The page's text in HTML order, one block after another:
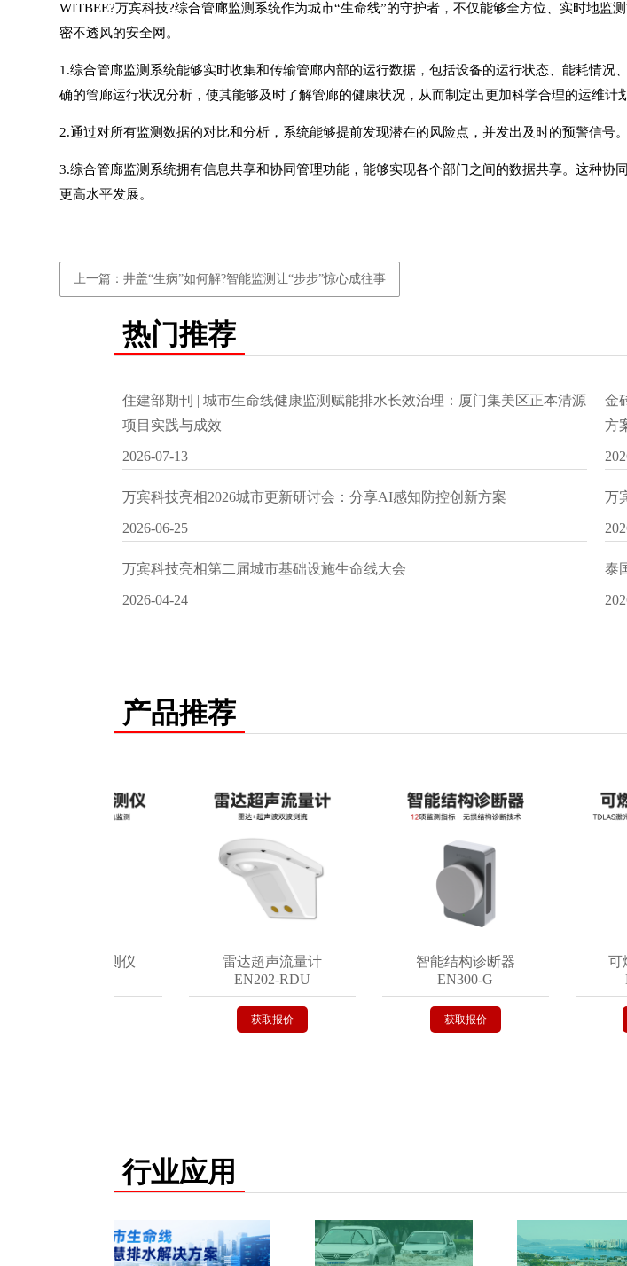
WITBEE?万宾科技?综合管廊监测系统作为城市“生命线”的守护者，不仅能够全方位、实时地监
密不透风的安全网。
1.综合管廊监测系统能够实时收集和传输管廊内部的运行数据，包括设备的运行状态、能耗情
确的管廊运行状况分析，使其能够及时了解管廊的健康状况，从而制定出更加科学合理的运维计划
2.通过对所有监测数据的对比和分析，系统能够提前发现潜在的风险点，并发出及时的预警信号
3.综合管廊监测系统拥有信息共享和协同管理功能，能够实现各个部门之间的数据共享。这种
更高水平发展。
上一篇：井盖“生病”如何解?智能监测让“步步”惊心成往事
热门推荐
住建部期刊 | 城市生命线健康监测赋能排水长效治理：厦门集美区正本清源
项目实践与成效
2026-07-13
金
方
万宾科技亮相2026城市更新研讨会：分享AI感知防控创新方案
2026-06-25
万
万宾科技亮相第二届城市基础设施生命线大会
2026-04-24
泰
产品推荐
雷达超声流量计
EN202-RDU
获取报价
智能结构诊断器
EN300-G
获取报价
可燃
行业应用